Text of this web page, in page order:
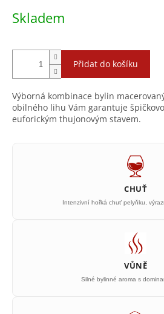
Skladem
Přidat do košíku
Výborná kombinace bylin
obilného lihu Vám garantuje
euforickým thujonovým stavem.
CHUŤ
Intenzivní hořká chuť pelyňku,
VŮNĚ
Silné bylinné aroma s